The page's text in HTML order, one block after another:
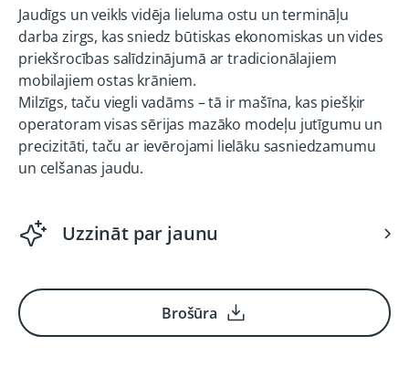
Jaudīgs un veikls vidēja lieluma ostu un termināļu
darba zirgs, kas sniedz būtiskas ekonomiskas un vides
priekšrocības salīdzinājumā ar tradicionālajiem
mobilajiem ostas krāniem.
Milzīgs, taču viegli vadāms – tā ir mašīna, kas piešķir
operatoram visas sērijas mazāko modeļu jutīgumu un
precizitāti, taču ar ievērojami lielāku sasniedzamumu
un celšanas jaudu.
Uzzināt par jaunu
Brošūra